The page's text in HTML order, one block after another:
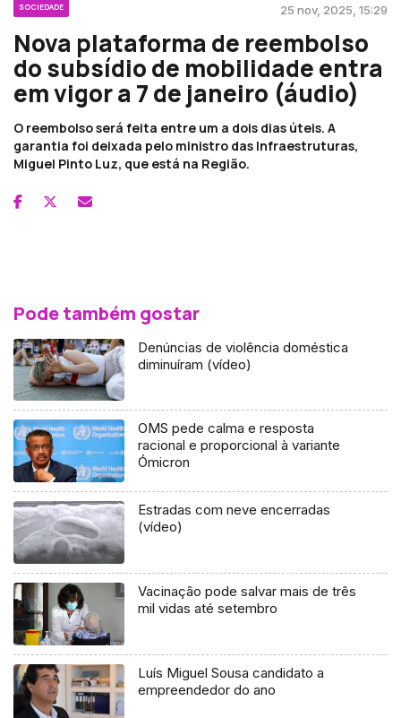
SOCIEDADE 25 nov, 2025, 15:29
Nova plataforma de reembolso
do subsídio de mobilidade entra
em vigor a 7 de janeiro (áudio)
O reembolso será feita entre um a dois dias úteis. A
garantia foi deixada pelo ministro das Infraestruturas,
Miguel Pinto Luz, que está na Região.
Pode também gostar
Denúncias de violência doméstica
diminuíram (vídeo)
OMS pede calma e resposta
racional e proporcional à variante
Ómicron
Estradas com neve encerradas
(vídeo)
Vacinação pode salvar mais de três
mil vidas até setembro
Luís Miguel Sousa candidato a
empreendedor do ano